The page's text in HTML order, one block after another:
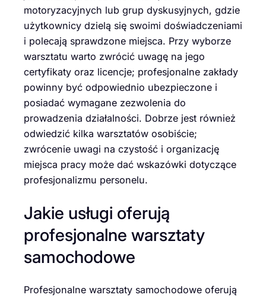
motoryzacyjnych lub grup dyskusyjnych, gdzie
użytkownicy dzielą się swoimi doświadczeniami
i polecają sprawdzone miejsca. Przy wyborze
warsztatu warto zwrócić uwagę na jego
certyfikaty oraz licencje; profesjonalne zakłady
powinny być odpowiednio ubezpieczone i
posiadać wymagane zezwolenia do
prowadzenia działalności. Dobrze jest również
odwiedzić kilka warsztatów osobiście;
zwrócenie uwagi na czystość i organizację
miejsca pracy może dać wskazówki dotyczące
profesjonalizmu personelu.
Jakie usługi oferują
profesjonalne warsztaty
samochodowe
Profesjonalne warsztaty samochodowe oferują